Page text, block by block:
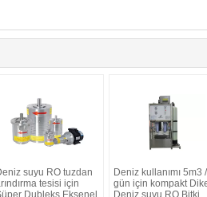
suyu RO tuzdan
tesisi için
Dubleks Eksenel
Deniz kullanımı 5m3 /
gün için kompakt
Deniz suyu RO Bitki